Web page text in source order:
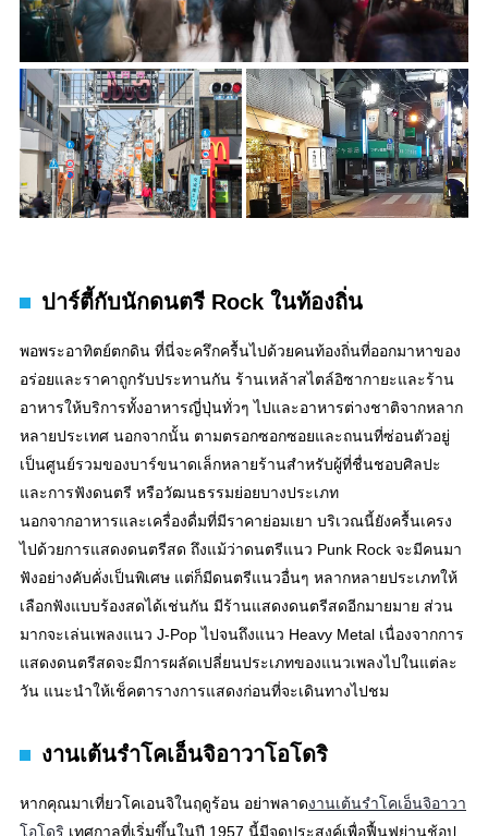
ปาร์ตี้กับนักดนตรี Rock ในท้องถิ่น
พอพระอาทิตย์ตกดิน ที่นี่จะครึกครื้นไปด้วยคนท้องถิ่นที่ออกมาหาของ
อร่อยและราคาถูกรับประทานกัน ร้านเหล้าสไตล์อิซากายะและร้าน
อาหารให้บริการทั้งอาหารญี่ปุ่นทั่วๆ ไปและอาหารต่างชาติจากหลาก
หลายประเทศ นอกจากนั้น ตามตรอกซอกซอยและถนนที่ซ่อนตัวอยู่
เป็นศูนย์รวมของบาร์ขนาดเล็กหลายร้านสำหรับผู้ที่ชื่นชอบศิลปะ
และการฟังดนตรี หรือวัฒนธรรมย่อยบางประเภท
นอกจากอาหารและเครื่องดื่มที่มีราคาย่อมเยา บริเวณนี้ยังครื้นเครง
ไปด้วยการแสดงดนตรีสด ถึงแม้ว่าดนตรีแนว Punk Rock จะมีคนมา
ฟังอย่างคับคั่งเป็นพิเศษ แต่ก็มีดนตรีแนวอื่นๆ หลากหลายประเภทให้
เลือกฟังแบบร้องสดได้เช่นกัน มีร้านแสดงดนตรีสดอีกมายมาย ส่วน
มากจะเล่นเพลงแนว J-Pop ไปจนถึงแนว Heavy Metal เนื่องจากการ
แสดงดนตรีสดจะมีการผลัดเปลี่ยนประเภทของแนวเพลงไปในแต่ละ
วัน แนะนำให้เช็คตารางการแสดงก่อนที่จะเดินทางไปชม
งานเต้นรำโคเอ็นจิอาวาโอโดริ
หากคุณมาเที่ยวโคเอนจิในฤดูร้อน อย่าพลาดงานเต้นรำโคเอ็นจิอาวา
โอโดริ เทศกาลที่เริ่มขึ้นในปี 1957 นี้มีจุดประสงค์เพื่อฟื้นฟูย่านช้อป